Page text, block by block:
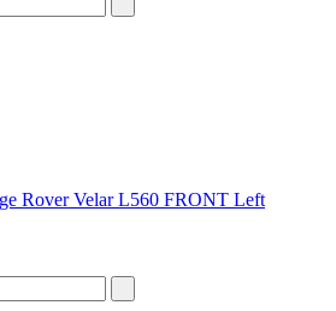
Rover Velar L560 FRONT Left